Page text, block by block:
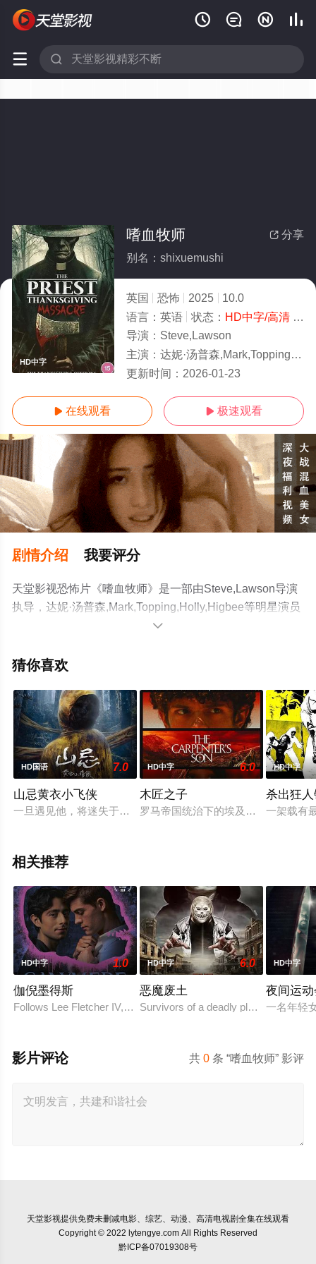
   
 
HD中字
 分享
嗜血牧师
别名：shixuemushi
英国 恐怖 2025
10.0
语言： 英语 状态： HD中字/高清- 免费在线观看
导演： Steve,Lawson
主演： 达妮·汤普森,Mark,Topping,Holly,
更新时间： 2026-01-23
 在线观看  极速观看
剧情介绍 我要评分
天堂影视恐怖片《嗜血牧师》是一部由Steve,Lawson导演
执导，达妮·汤普森,Mark,Topping,Holly,Higbee等明星演员
精彩演绎的英国电影，手机免费观看高清无删减完整版电
影、电视猫或剧情网等平台了解。

猜你喜欢
HD国语 7.0
山忌黄衣小飞侠
一旦遇见他，将迷失于山中……嘉铭（刘以豪 饰）、玉欣（袁澧
HD中字 6.0
木匠之子
罗马帝国统治下的埃及，一个家庭为
HD中字
杀出狂
一架载有
相关推荐
HD中字 1.0
伽倪墨得斯
Follows Lee Fletcher IV, a high school se
HD中字 6.0
恶魔废土
Survivors of a deadly plague roam
HD中字
夜间运
一名年轻
共0 条 “嗜血牧师” 影评
影片评论
天堂影视提供免费未删减电影、综艺、动漫、高清电视剧全集在线观看
Copyright © 2022 lytengye.com All Rights Reserved
黔ICP备07019308号